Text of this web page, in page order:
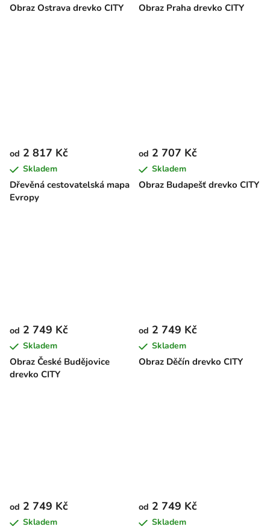
Obraz Ostrava drevko CITY Obraz Praha drevko CITY
Dřevěná cestovatelská mapa
Evropy
od 2 817 Kč
Skladem
Obraz Budapešť drevko CITY
od 2 707 Kč
Skladem
Obraz České Budějovice
drevko CITY
od 2 749 Kč
Skladem
Obraz Děčín drevko CITY
od 2 749 Kč
Skladem
od 2 749 Kč
Skladem
od 2 749 Kč
Skladem